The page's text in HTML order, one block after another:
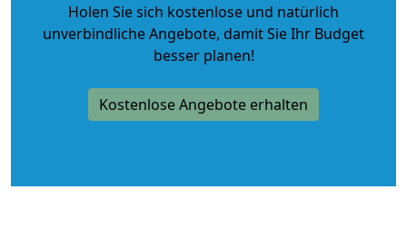
Holen Sie sich kostenlose und natürlich
unverbindliche Angebote, damit Sie Ihr Budget
besser planen!
Kostenlose Angebote erhalten